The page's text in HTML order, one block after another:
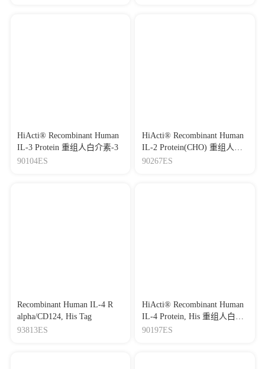
HiActi® Recombinant Human
IL-3 Protein 重组人白介素-3
90104ES
HiActi® Recombinant Human
IL-2 Protein(CHO) 重组人白
介素-2
90267ES
Recombinant Human IL-4 R
alpha/CD124, His Tag
93813ES
HiActi® Recombinant Human
IL-4 Protein, His 重组人白介
素-4
90197ES